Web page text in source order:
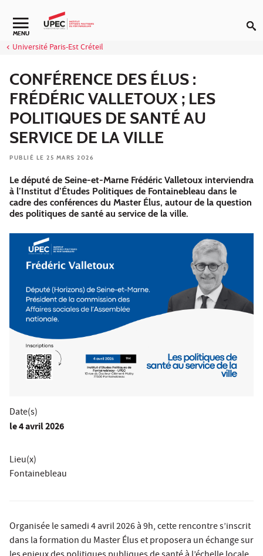
Aller au contenu
Navigation secondaire
MENU
Université Paris-Est Créteil
CONFÉRENCE DES ÉLUS :
FRÉDÉRIC VALLETOUX ; LES
POLITIQUES DE SANTÉ AU
SERVICE DE LA VILLE
PUBLIÉ LE 25 MARS 2026
Le député de Seine-et-Marne Frédéric Valletoux interviendra
à l’Institut d’Études Politiques de Fontainebleau dans le
cadre des conférences du Master Élus, autour de la question
des politiques de santé au service de la ville.
Date(s)
le4 avril 2026
Lieu(x)
Fontainebleau
Organisée le samedi 4 avril 2026 à 9h, cette rencontre s’inscrit
dans la formation du Master Élus et proposera un échange sur